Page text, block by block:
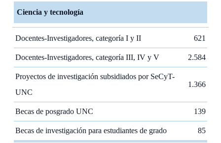
Ciencia y tecnología
Docentes-Investigadores, categoría I y II 621
Docentes-Investigadores, categoría III, IV y V 2.584
Proyectos de investigación subsidiados por SeCyT-
UNC
1.366
Becas de posgrado UNC 139
Becas de investigación para estudiantes de grado 85